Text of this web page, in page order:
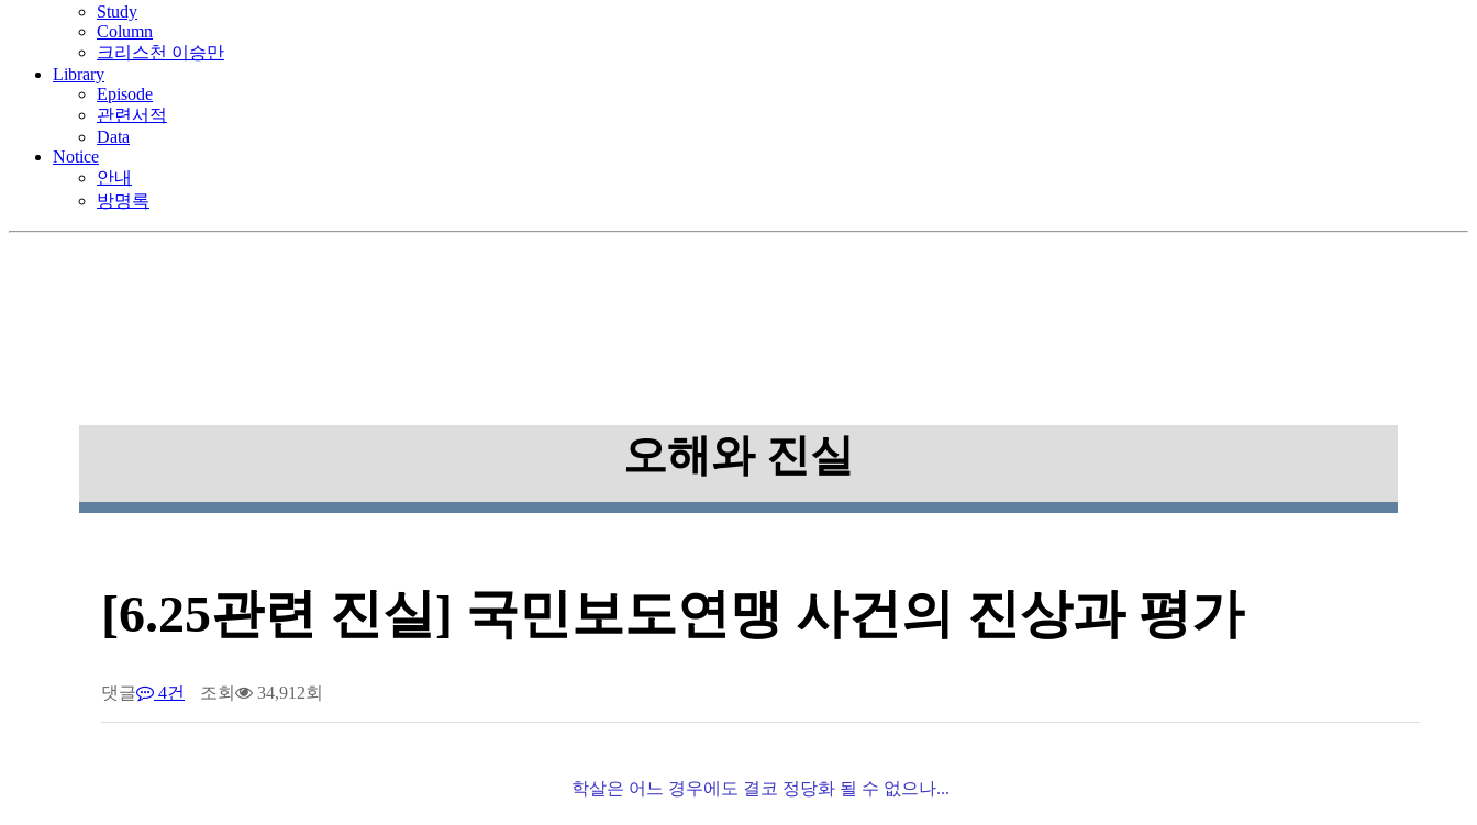
Study
Column
크리스천 이승만
Library
Episode
관련서적
Data
Notice
안내
방명록
오해와 진실
[6.25관련 진실] 국민보도연맹 사건의 진상과 평가
댓글 4건 조회 34,912회
학살은 어느 경우에도 결코 정당화 될 수 없으나...